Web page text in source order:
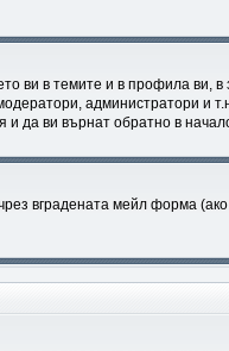
ви в темите и в профила
администратори
да ви върнат обратно в
вградената мейл форма